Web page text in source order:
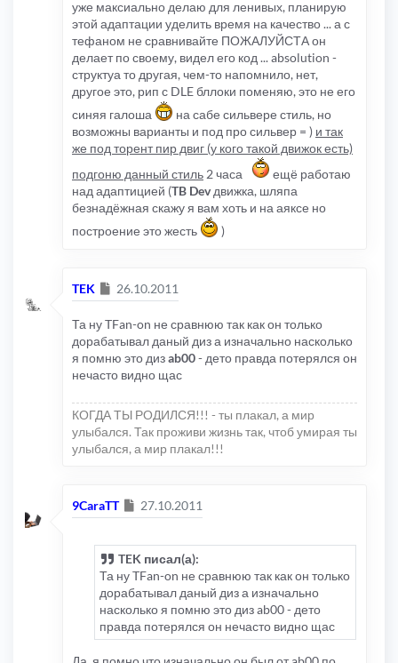
уже максиально делаю для ленивых, планирую
этой адаптации уделить время на качество ... а с
тефаном не сравнивайте ПОЖАЛУЙСТА он
делает по своему, видел его код ... absolution -
структуа то другая, чем-то напомнило, нет,
другое это, рип с DLE бллоки поменяю, это не его
синяя галоша
на сабе сильвере стиль, но
возможны варианты и под про сильвер = ) и так
же под торент пир двиг (у кого такой движок есть)
подгоню данный стиль2 часа
ещё работаю
над адаптицией (TB Devдвижка, шляпа
безнадёжная скажу я вам хоть и на аяксе но
построение это жесть
)
TEK Сообщение
26.10.2011
Та ну TFan-on не сравнюю так как он только
дорабатывал даный диз а изначально насколько
я помню это дизab00- дето правда потерялся он
нечасто видно щас
КОГДА ТЫ РОДИЛСЯ!!! - ты плакал, а мир
улыбался. Так проживи жизнь так, чтоб умирая ты
улыбался, а мир плакал!!!
9CaraTT Сообщение
27.10.2011
TEK писал(а):
Та ну TFan-on не сравнюю так как он только
дорабатывал даный диз а изначально
насколько я помню это диз ab00 - дето
правда потерялся он нечасто видно щас